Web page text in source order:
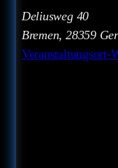
Deliusweg 40
Bremen, 28359
Veranstaltungsort-